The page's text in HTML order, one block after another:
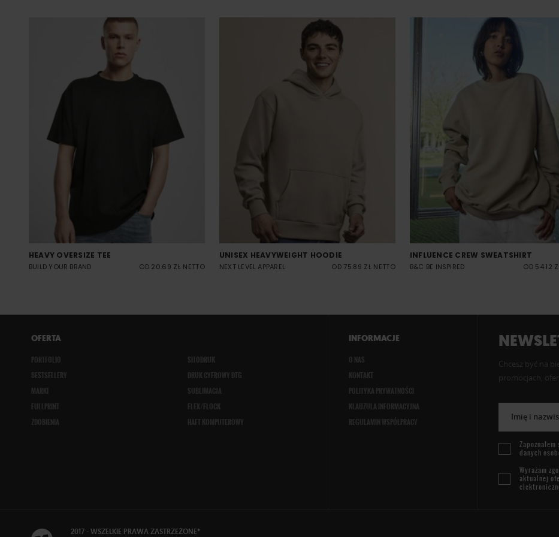
HEAVY OVERSIZE TEE
BUILD YOUR BRAND OD 20.69 ZŁ NETTO
UNISEX HEAVYWEIGHT HOODIE
NEXT LEVEL APPAREL OD 75.89 ZŁ NETTO
INFLUENCE CREW SWEATSHIRT
B&C BE INSPIRED OD 54.12
OFERTA
PORTFOLIO
BESTSELLERY
MARKI
FULLPRINT
ZDOBIENIA
SITODRUK
DRUK CYFROWY DTG
SUBLIMACJA
FLEX/FLOCK
HAFT KOMPUTEROWY
INFORMACJE
O NAS
KONTAKT
POLITYKA PRYWATNOŚCI
KLAUZULA INFORMACYJNA
REGULAMIN WSPÓŁPRACY
Chcesz być na
promocjach,
Imię i
danych
Wyrażam
aktualnej
2017 - WSZELKIE PRAWA ZASTRZEŻONE*